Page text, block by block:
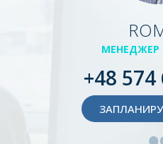
МЕНЕДЖЕР
+48 574